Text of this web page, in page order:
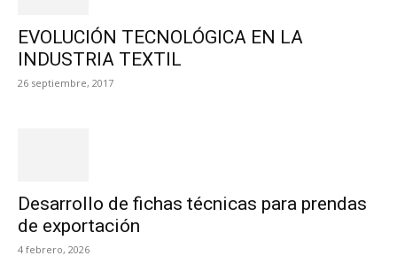
EVOLUCIÓN TECNOLÓGICA EN LA
INDUSTRIA TEXTIL
26 septiembre, 2017
Desarrollo de fichas técnicas para prendas
de exportación
4 febrero, 2026